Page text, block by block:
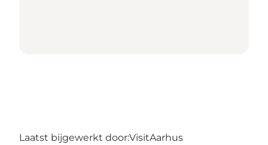
Laatst bijgewerkt door:VisitAarhus